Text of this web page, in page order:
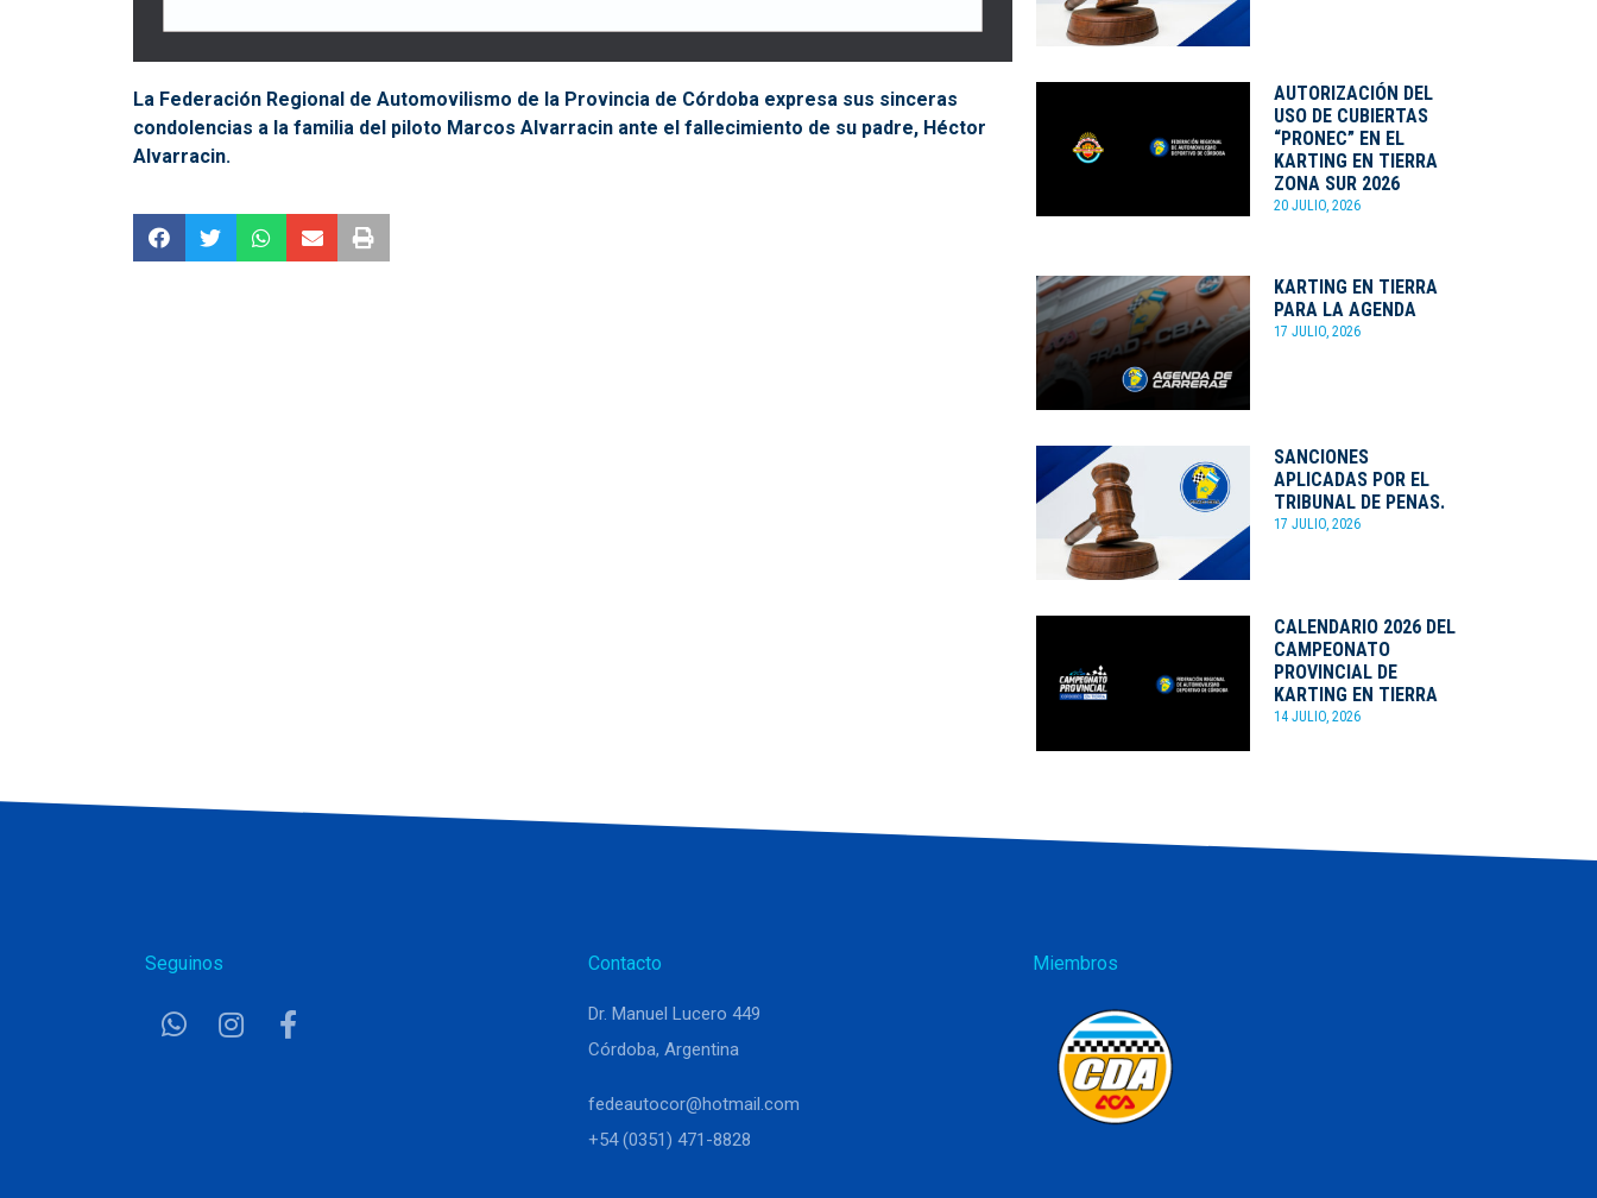
La Federación Regional de Automovilismo de la Provincia de Córdoba expresa sus sinceras
condolencias a la familia del piloto Marcos Alvarracin ante el fallecimiento de su padre, Héctor
Alvarracin.
AUTORIZACIÓN DEL
USO DE CUBIERTAS
“PRONEC” EN EL
KARTING EN TIERRA
ZONA SUR 2026
20 JULIO, 2026
KARTING EN TIERRA
PARA LA AGENDA
17 JULIO, 2026
SANCIONES
APLICADAS POR EL
TRIBUNAL DE PENAS.
17 JULIO, 2026
CALENDARIO 2026 DEL
CAMPEONATO
PROVINCIAL DE
KARTING EN TIERRA
14 JULIO, 2026
Seguinos Contacto
Dr. Manuel Lucero 449
Córdoba, Argentina
fedeautocor@hotmail.com
+54 (0351) 471-8828
Miembros